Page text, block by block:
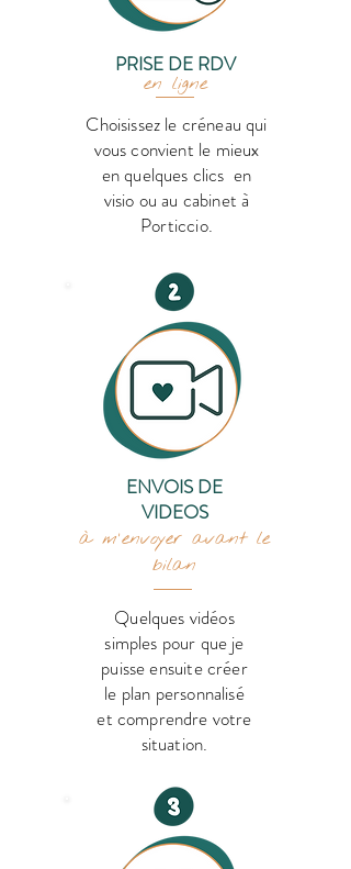
PRISE DE RDV
en ligne
Choisissez le créneau qui
vous convient le mieux
en quelques clics en
visio ou au cabinet à
Porticcio.
ENVOIS DE
VIDEOS
à m'envoyer avant le
bilan
Quelques vidéos
simples pour que je
puisse ensuite créer
le plan personnalisé
et comprendre votre
situation.